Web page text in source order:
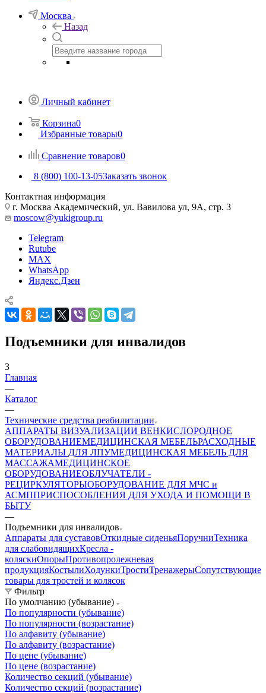
Москва
Назад
Личный кабинет
Корзина0
Избранные товары0
Сравнение товаров0
8 (800) 100-13-05Заказать звонок
Контактная информация
г. Москва Академический, ул. Вавилова ул, 9А, стр. 3
moscow@yukigroup.ru
Telegram
Rutube
MAX
WhatsApp
Яндекс.Дзен
Подъемники для инвалидов
3
Главная
—
Каталог
—
Технические средства реабилитации
АППАРАТЫ ВИЗУАЛИЗАЦИИ ВЕНКИСЛОРОДНОЕ
ОБОРУДОВАНИЕМЕДИЦИНСКАЯ МЕБЕЛЬРАСХОДНЫЕ
МАТЕРИАЛЫ ДЛЯ ЛПУМЕДИЦИНСКАЯ МЕБЕЛЬ ДЛЯ
МАССАЖАМЕДИЦИНСКОЕ
ОБОРУДОВАНИЕОБЛУЧАТЕЛИ -
РЕЦИРКУЛЯТОРЫОБОРУДОВАНИЕ ДЛЯ МЧС и
АСМППРИСПОСОБЛЕНИЯ ДЛЯ УХОДА И ПОМОЩИ В
БЫТУ
—
Подъемники для инвалидов
Аппараты для суставовОткидные сиденьяПоручниТехника
для слабовидящихКресла -
коляскиОпорыПротивопролежневая
продукцияКостылиХодункиТростиТренажерыСопутствующие
товары для тростей и колясок
Фильтр
По умолчанию (убывание)
По популярности (убывание)
По популярности (возрастание)
По алфавиту (убывание)
По алфавиту (возрастание)
По цене (убывание)
По цене (возрастание)
Количество секций (убывание)
Количество секций (возрастание)